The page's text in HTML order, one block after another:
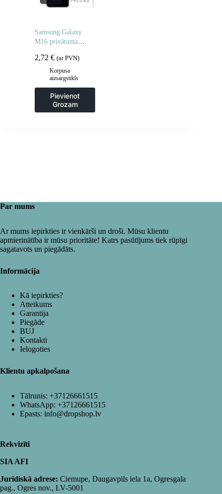
Samsung Galaxy
M16 privātuma
2,72 € (ar PVN)
Korpusa
aizsargstikls
Pievienot
Grozam
Par mums
Ar mums iepirkties ir vienkārši un droši. Mūsu klientu
apmierinātība ir mūsu prioritāte! Katrs pasūtījums tiek rūpīgi
sagatavots un piegādāts.
Informācija
Kā iepirkties?
Atteikums
Garantija
Piegāde
BUJ
Kontakti
Ielogoties
Klientu apkalpošana
Tālrunis: +37126661515
WhatsApp: +37126661515
Epasts: info@dropshop.lv
Rekvizīti
SIA AFI
Juridiskā adrese: Ciemupe, Daugavpils iela 1a, Ogresgala
pag., Ogres nov., LV-5001